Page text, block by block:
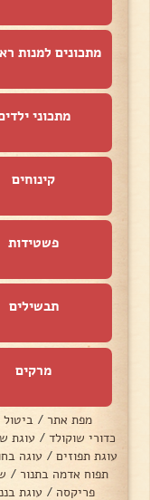
מתכונים למנות
מתכוני
קינוחים
פשטידות
תבשילים
מרקים
מפת אתר /
כדורי שוקולד / עוגת
עוגת תפוזים / עוגה
תפוח אדמה בתנור /
פריקסה / עוגת